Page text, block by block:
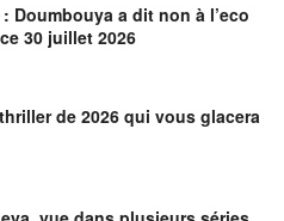
Doumbouya a dit non à l’eco
30 juillet 2026
de 2026 qui vous glacera